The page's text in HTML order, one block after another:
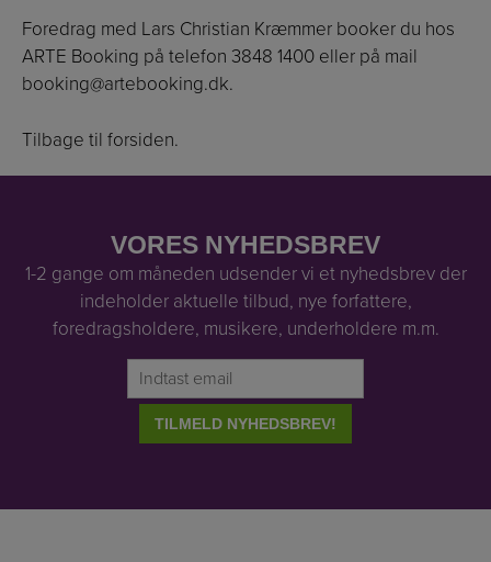
Foredrag med Lars Christian Kræmmer booker du hos
ARTE Booking på telefon 3848 1400 eller på mail
booking@artebooking.dk.
Tilbage til forsiden.
VORES NYHEDSBREV
1-2 gange om måneden udsender vi et nyhedsbrev der
indeholder aktuelle tilbud, nye forfattere,
foredragsholdere, musikere, underholdere m.m.